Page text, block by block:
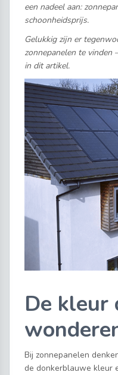
een nadeel aan:
schoonheidsprijs.
Gelukkig zijn er
zonnepanelen te vinden
in dit artikel.
De kleur
Bij zonnepanelen
de donkerblauwe kleur